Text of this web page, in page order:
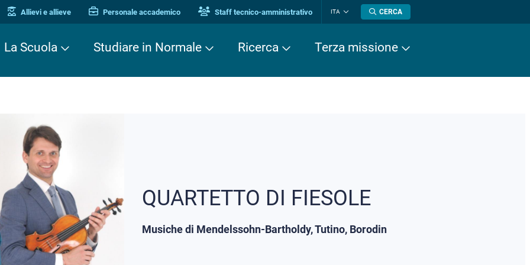
Allievi e allieve Personale accademico Staff tecnico-amministrativo ITA
lingua
CERCA
La Scuola Studiare in Normale Ricerca Terza missione
QUARTETTO DI FIESOLE
Musiche di Mendelssohn-Bartholdy, Tutino, Borodin